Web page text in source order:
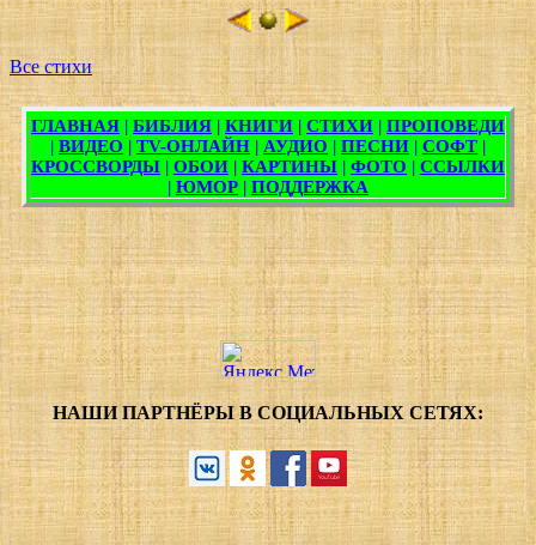
Все стихи